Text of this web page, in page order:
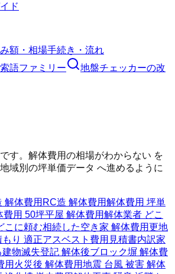
ド
額・相場手続き・流れ
語ファミリー 地盤チェッカーの改
す。解体費用の相場がわからない を
域別の坪単価データ へ進めるように
解体費用 RC造 解体費用解体費用 坪単
費用 50坪平屋 解体費用解体業者 どこ
こに頼む相続した空き家 解体費用更地
もり 適正アスベスト費用 見積書内訳家
建物滅失登記 解体後ブロック塀 解体費
用 火災後 解体費用地震 台風 被害 解体